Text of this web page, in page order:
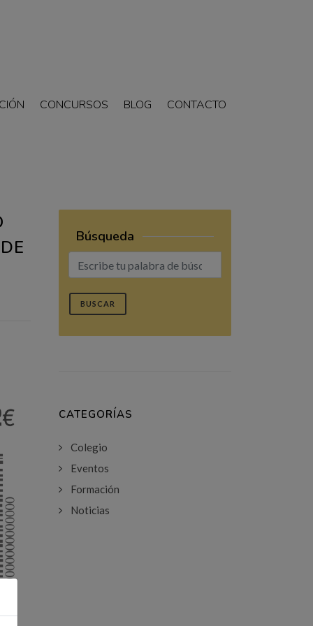
CONCURSOS BLOG CONTACTO
Búsqueda
BUSCAR
CATEGORÍAS
Colegio
Eventos
Formación
Noticias